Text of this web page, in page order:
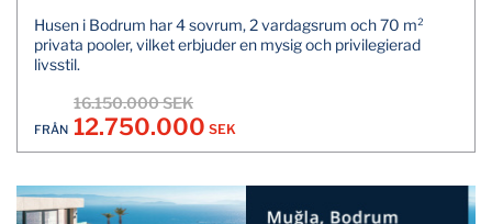
Husen i Bodrum har 4 sovrum, 2 vardagsrum och 70 m²
privata pooler, vilket erbjuder en mysig och privilegierad
livsstil.
FRÅN
16.150.000 SEK
12.750.000 SEK